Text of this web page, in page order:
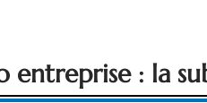
entreprise : la